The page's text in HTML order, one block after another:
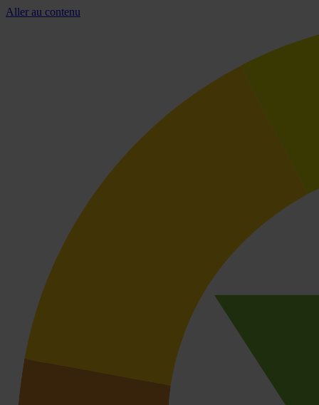
Aller au contenu